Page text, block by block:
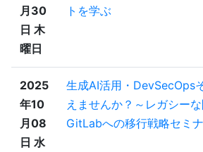
月30
日 木
曜日
トを学ぶ
2025
年10
月08
日 水
生成AI活用・DevSecOps
えませんか？～レガシー
GitLabへの移行戦略セミ